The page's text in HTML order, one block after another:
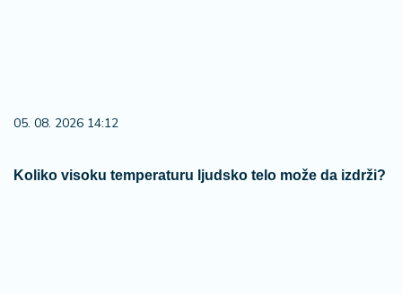
05. 08. 2026 14:12
Koliko visoku temperaturu ljudsko telo može da izdrži?